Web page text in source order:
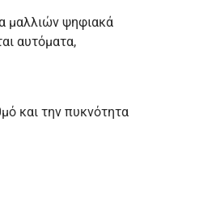
μαλλιών ψηφιακά
αυτόματα,
και την πυκνότητα